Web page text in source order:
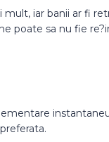
iar banii ar fi
poate sa nu fie